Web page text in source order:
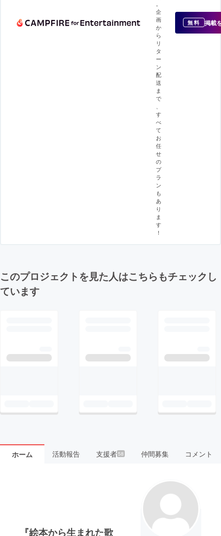
企
画
か
ら
リ
タ
ー
ン
配
送
ま
で
す
べ
て
お
任
せ
の
プ
ラ
ン
も
あ
り
ま
す
！
無料 掲載
このプロジェクトを見た人はこちらもチェックし
ています
ホーム 活動報告 支援者58 仲間募集 コメント
『絵本から生まれた歌